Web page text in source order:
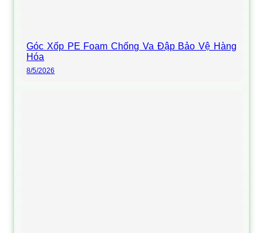
Góc Xốp PE Foam Chống Va Đập Bảo Vệ Hàng
Hóa
8/5/2026